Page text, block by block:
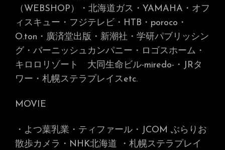
（WEBSHOP）・北海道ガス・YAMAHA・オフ
ィスキュー・フジテレビ・HTB・poroco・
O.ton・廣済堂出版・新潮社・学研パブリッシン
グ・バーニッシュカンパニー・ロゴスホーム・
キロロリゾート 大同生命ビル-miredo- ・JRタ
ワー・札幌ステラプレイスetc.
MOVIE
・よつ葉乳業・ティファール・JCOM ぶらりお
散歩カメラ・NHK北海道
・札幌ステラプレイ